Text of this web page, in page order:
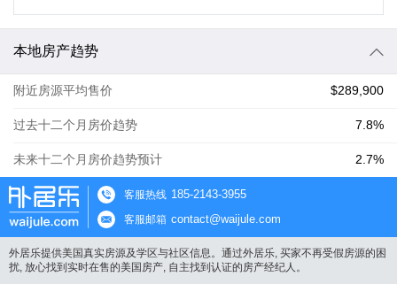
本地房产趋势
附近房源平均售价 $289,900
过去十二个月房价趋势 7.8%
未来十二个月房价趋势预计 2.7%
客服热线 185-2143-3955
客服邮箱 contact@waijule.com
外居乐提供美国真实房源及学区与社区信息。通过外居乐, 买家不再受假房源的困
扰, 放心找到实时在售的美国房产, 自主找到认证的房产经纪人。